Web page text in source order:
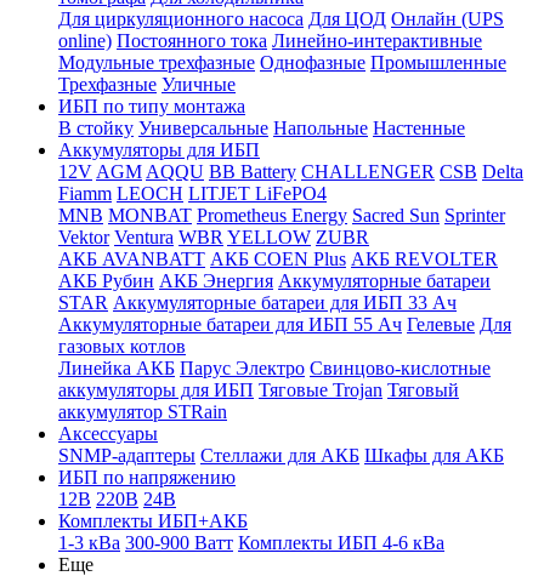
Для циркуляционного насоса Для ЦОД Онлайн (UPS
online) Постоянного тока Линейно-интерактивные
Модульные трехфазные Однофазные Промышленные
Трехфазные Уличные
ИБП по типу монтажа
В стойку Универсальные Напольные Настенные
Аккумуляторы для ИБП
12V AGM AQQU BB Battery CHALLENGER CSB Delta
Fiamm LEOCH LITJET LiFePO4
MNB MONBAT Prometheus Energy Sacred Sun Sprinter
Vektor Ventura WBR YELLOW ZUBR
АКБ AVANBATT АКБ COEN Plus АКБ REVOLTER
АКБ Рубин АКБ Энергия Аккумуляторные батареи
STAR Аккумуляторные батареи для ИБП 33 Ач
Аккумуляторные батареи для ИБП 55 Ач Гелевые Для
газовых котлов
Линейка АКБ Парус Электро Свинцово-кислотные
аккумуляторы для ИБП Тяговые Trojan Тяговый
аккумулятор STRain
Аксессуары
SNMP-адаптеры Стеллажи для АКБ Шкафы для АКБ
ИБП по напряжению
12В 220В 24В
Комплекты ИБП+АКБ
1-3 кВа 300-900 Ватт Комплекты ИБП 4-6 кВа
Еще